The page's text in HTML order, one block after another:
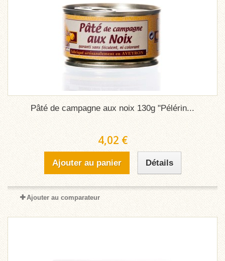
Pâté de campagne aux noix 130g "Pélérin...
4,02 €
Ajouter au panier Détails
Ajouter au comparateur